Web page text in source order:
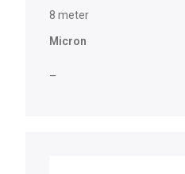
8 meter
Micron
–